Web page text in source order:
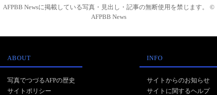
AFPBB Newsに掲載している写真・見出し・記事の無断使用を禁じます。 ©
AFPBB News
ABOUT
写真でつづるAFPの歴史
サイトポリシー
INFO
サイトからのお知らせ
サイトに関するヘルプ